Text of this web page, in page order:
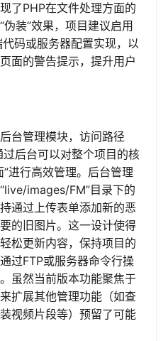
了PHP在文件处理方面的
装”效果，项目建议启用
码或服务器配置实现，以
面的警告提示，提升用户
台管理模块，访问路径
后台可以对整个项目的核
行高效管理。后台管理
images/FM”目录下的
通过上传表单添加新的恶
的旧图片。这一设计使得
松更新内容，保持项目的
过FTP或服务器命令行操
虽然当前版本功能聚焦于
扩展其他管理功能（如查
视频片段等）预留了可能